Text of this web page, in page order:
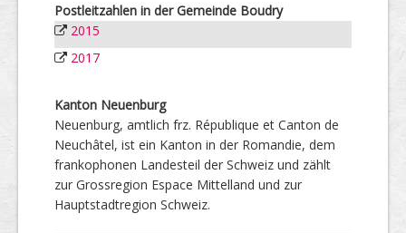
Postleitzahlen in der Gemeinde Boudry
2015
2017
Kanton Neuenburg
Neuenburg, amtlich frz. République et Canton de
Neuchâtel, ist ein Kanton in der Romandie, dem
frankophonen Landesteil der Schweiz und zählt
zur Grossregion Espace Mittelland und zur
Hauptstadtregion Schweiz.